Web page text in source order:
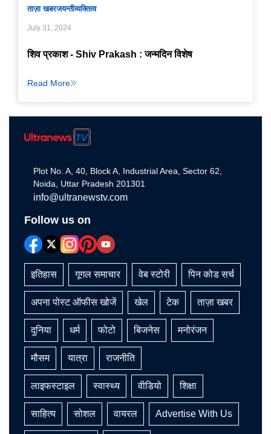
ताज़ा खबरजयन्तीव्यक्तित्व
July 31, 2024
शिव प्रकाश - Shiv Prakash : जन्मदिन विशेष
Read More
Plot No. A, 40, Block A, Industrial Area, Sector 62,
Noida, Uttar Pradesh 201301
info@ultranewstv.com
Follow us on
इतिहास गूगल समाचार वेब स्टोरी पिन कोड सर्च
अपना पोस्ट ऑफीस खोजें खेल टेक ताज़ा खबर
दुनिया धर्म फोटो बिजनेस मनोरंजन
मौसम यात्रा राजनीति
लाइफस्टाइल स्वास्थ्य वीडियो शिक्षा
साहित्य सोशल वायरल Advertise With Us